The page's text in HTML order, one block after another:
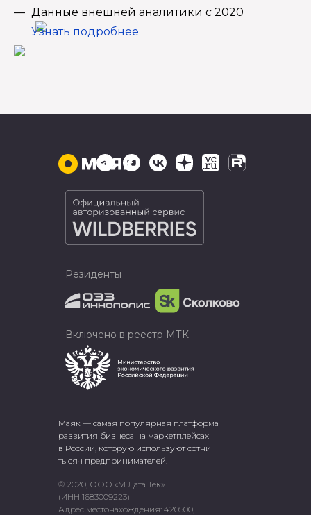
Данные внешней аналитики с 2020
Узнать подробнее
Маяк — самая популярная платформа
развития бизнеса на маркетплейсах
в России, которую используют сотни
тысяч предпринимателей.
© 2020, ООО «М Дата Тек»
(ИНН 1683009223)
Адрес местонахождения: 420500,
Резиденты
Включено в реестр МТК